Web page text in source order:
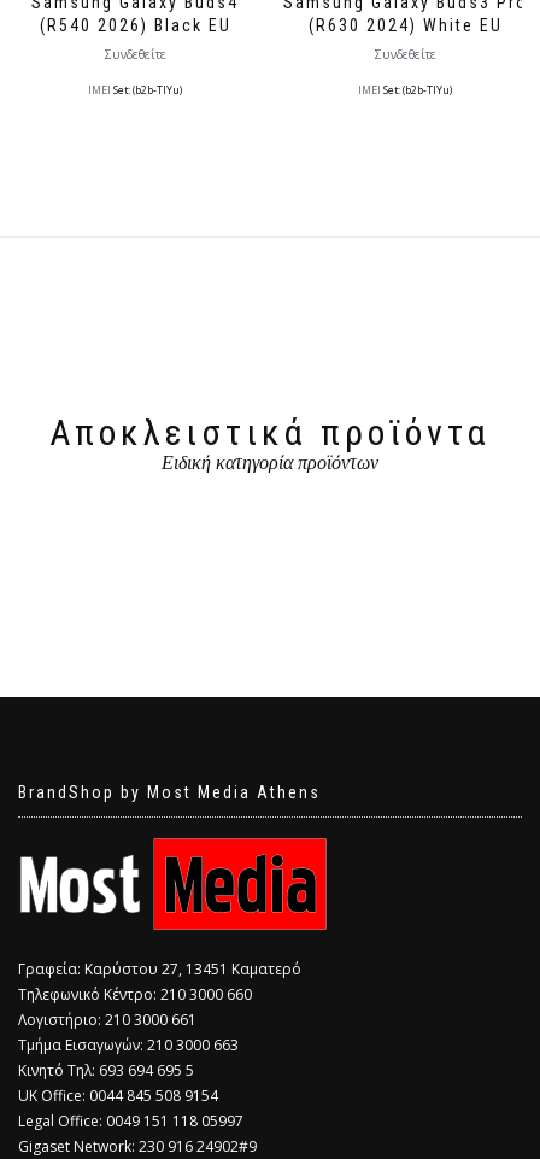
(R540 2026) Black EU
Συνδεθείτε
IMEI Set: (b2b-TlYu)
(R630 2024) White EU
Συνδεθείτε
IMEI Set: (b2b-TlYu)
Αποκλειστικά προϊόντα
Ειδική κατηγορία προϊόντων
BrandShop by Most Media Athens
Γραφεία: Καρύστου 27, 13451 Καματερό
Τηλεφωνικό Κέντρο: 210 3000 660
Λογιστήριο: 210 3000 661
Τμήμα Εισαγωγών: 210 3000 663
Κινητό Τηλ: 693 694 695 5
​UK Office: 0044 845 508 9154
Legal Office: 0049 151 118 05997
Gigaset Network: 230 916 24902#9